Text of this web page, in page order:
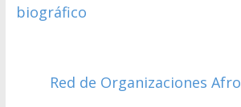
biográfico
Red de Organizaciones